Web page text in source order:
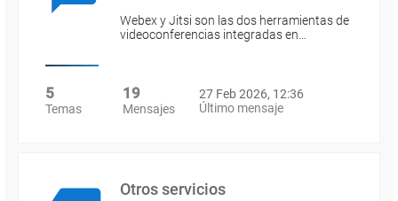
Webex y Jitsi son las dos herramientas de
videoconferencias integradas en…
5
Temas
19
Mensajes
27 Feb 2026, 12:36
Último mensaje
Otros servicios